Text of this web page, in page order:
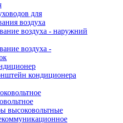
для
воздуха
воздуха - наружний
воздуха -
кондиционера
высоковольтные